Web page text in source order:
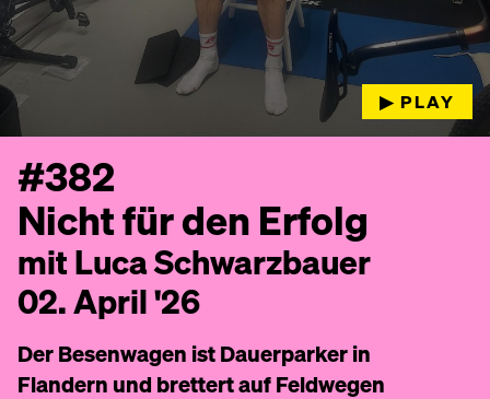
▶︎ PLAY
#382
Nicht für den Erfolg
mit Luca Schwarzbauer
02. April '26
Der Besenwagen ist Dauerparker in
Flandern und brettert auf Feldwegen